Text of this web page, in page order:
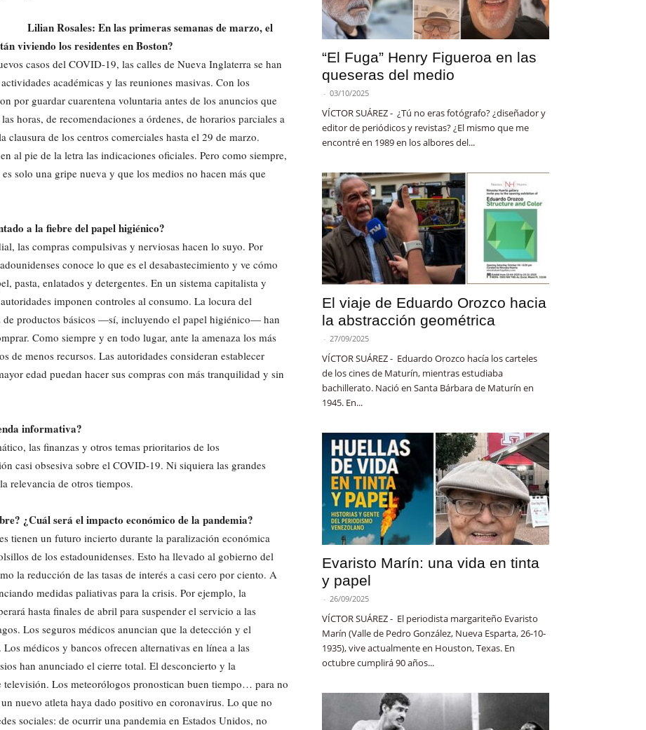
Lilian Rosales: En las primeras semanas de marzo, el
viviendo los residentes en Boston?
casos del COVID-19, las calles de Nueva Inglaterra se han
académicas y las reuniones masivas. Con los
por guardar cuarentena voluntaria antes de los anuncios que
horas, de recomendaciones a órdenes, de horarios parciales a
clausura de los centros comerciales hasta el 29 de marzo.
al pie de la letra las indicaciones oficiales. Pero como siempre,
solo una gripe nueva y que los medios no hacen más que
a la fiebre del papel higiénico?
las compras compulsivas y nerviosas hacen lo suyo. Por
conoce lo que es el desabastecimiento y ve cómo
pasta, enlatados y detergentes. En un sistema capitalista y
imponen controles al consumo. La locura del
de productos básicos —sí, incluyendo el papel higiénico— han
Como siempre y en todo lugar, ante la amenaza los más
de menos recursos. Las autoridades consideran establecer
edad puedan hacer sus compras con más tranquilidad y sin
informativa?
las finanzas y otros temas prioritarios de los
casi obsesiva sobre el COVID-19. Ni siquiera las grandes
relevancia de otros tiempos.
¿Cuál será el impacto económico de la pandemia?
tienen un futuro incierto durante la paralización económica
de los estadounidenses. Esto ha llevado al gobierno del
la reducción de las tasas de interés a casi cero por ciento. A
medidas paliativas para la crisis. Por ejemplo, la
hasta finales de abril para suspender el servicio a las
Los seguros médicos anuncian que la detección y el
médicos y bancos ofrecen alternativas en línea a las
han anunciado el cierre total. El desconcierto y la
Los meteorólogos pronostican buen tiempo… para no
nuevo atleta haya dado positivo en coronavirus. Lo que no
sociales: de ocurrir una pandemia en Estados Unidos, no
“El Fuga” Henry Figueroa en las
queseras del medio
- 03/10/2025
VÍCTOR SUÁREZ - ¿Tú no eras fotógrafo? ¿diseñador y
editor de periódicos y revistas? ¿El mismo que me
encontré en 1989 en los albores del...
El viaje de Eduardo Orozco hacia
la abstracción geométrica
- 27/09/2025
VÍCTOR SUÁREZ - Eduardo Orozco hacía los carteles
de los cines de Maturín, mientras estudiaba
bachillerato. Nació en Santa Bárbara de Maturín en
1945. En...
Evaristo Marín: una vida en tinta
y papel
- 26/09/2025
VÍCTOR SUÁREZ - El periodista margariteño Evaristo
Marín (Valle de Pedro González, Nueva Esparta, 26-10-
1935), vive actualmente en Houston, Texas. En
octubre cumplirá 90 años...